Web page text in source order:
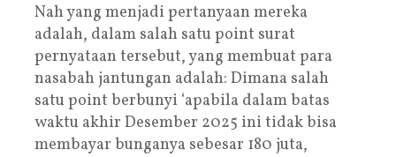
Nah yang menjadi pertanyaan mereka
adalah, dalam salah satu point surat
pernyataan tersebut, yang membuat para
nasabah jantungan adalah: Dimana salah
satu point berbunyi ‘apabila dalam batas
waktu akhir Desember 2025 ini tidak bisa
membayar bunganya sebesar 180 juta,